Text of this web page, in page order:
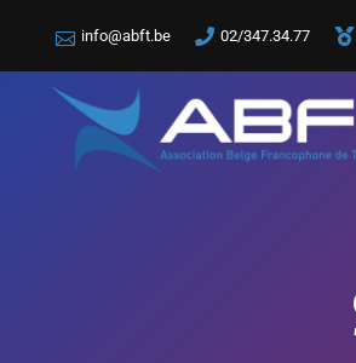
info@abft.be 02/347.34.77